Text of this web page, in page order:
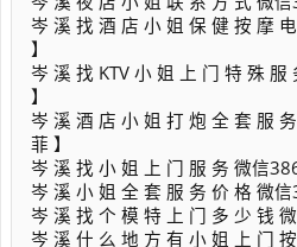
岑 溪 找 酒 店 小 姐 保 健 按 摩
】
岑 溪 找 KTV 小 姐 上 门 特 殊
】
岑 溪 酒 店 小 姐 打 炮 全 套 服
菲 】
岑 溪 找 小 姐 上 门 服 务 微信
岑 溪 小 姐 全 套 服 务 价 格 微
岑 溪 找 个 模 特 上 门 多 少 钱
岑 溪 什 么 地 方 有 小 姐 上 门